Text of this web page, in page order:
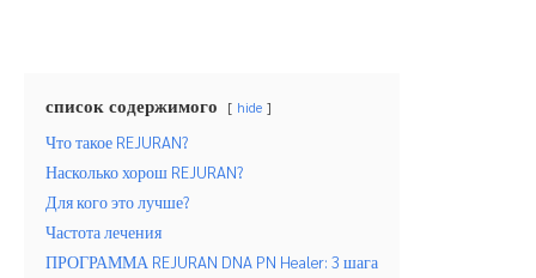
список содержимого hide
Что такое REJURAN?
Насколько хорош REJURAN?
Для кого это лучше?
Частота лечения
ПРОГРАММА REJURAN DNA PN Healer: 3 шага